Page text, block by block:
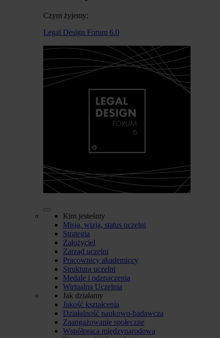
Czym żyjemy:
Legal Design Forum 6.0
Kim jesteśmy
Misja, wizja, status uczelni
Strategia
Założyciel
Zarząd uczelni
Pracownicy akademiccy
Struktura uczelni
Medale i odznaczenia
Wirtualna Uczelnia
Jak działamy
Jakość kształcenia
Działalność naukowo-badawcza
Zaangażowanie społeczne
Współpraca międzynarodowa